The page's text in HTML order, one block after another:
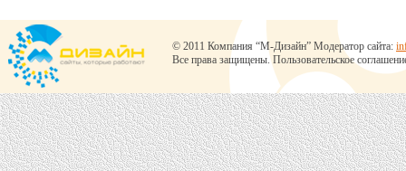
© 2011 Компания “М-Дизайн” Модератор сайта:
Все права защищены.Пользовательское